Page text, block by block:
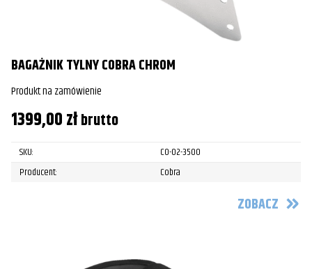
BAGAŻNIK TYLNY COBRA CHROM
Produkt na zamówienie
1399,00złbrutto
SKU:
CO-02-3500
Producent:
Cobra
ZOBACZ